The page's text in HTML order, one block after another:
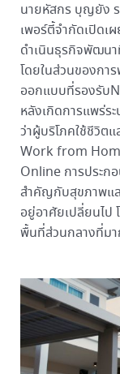
นายหัสกร บุญยัง
เพอร์ตี้จำกัดเปิดเ
ดำเนินธุรกิจพัฒน
โดยในส่วนของกา
ออกแบบที่รองรับ
หลังเกิดการแพร่ร
ว่าผู้บริโภคใช้ชีวิต
Work from
Online การประก
สำคัญกับสุขภาพแล
อยู่อาศัยเปลี่ยนไป
พื้นที่ส่วนกลางที่ม